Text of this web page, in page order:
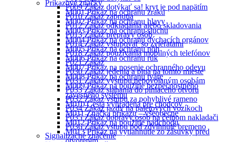
Príkazové značky
M001 Príkaz na ochranu zraku
M002 Príkaz na ochranu hlavy
M003 Príkaz na ochranu sluchu
M004 Príkaz na ochranu dýchacích orgánov
M005 Príkaz na ochranu nôh
M006 Príkaz na ochranu rúk
M007 Príkaz na nosenie ochranného odevu
M008 Príkaz na ochranu tváre
M009 Príkaz na použitie bezpečnostného
závesného systému
M010 Cesta vyhradená pre chodcov
M011 Značka príkazu – všeobecne
M012 Príkaz na použitie nadchodu
M013 Príkaz na vytiahnutie zo zásuvky pred
P009 Zákaz dotýkať sa! kryt je pod napätím
P010 Zákaz zapnutia
P012 Zákaz odkladania alebo skladovania
P013 Zákaz prepravy osôb
P014 Zákaz vstupovať so zvieratami
P018 Zákaz používania mobilných telefónov
P021 Zákaz
P030 Zákaz jedenia a pitia na tomto mieste
P031 Zákaz výstupu nepovolaným osobám
P033 Zákaz siahania do plniaceho otvoru
P032 Zákaz vstupu za pohyblivé rameno
P034 Zákaz jazdy na paletových vozíkoch
P035 Zákaz dopravy osôb na čelnom nakladači
P036 Zákaz vstupu pod zdvihnuté bremeno
Signalizačné značenie